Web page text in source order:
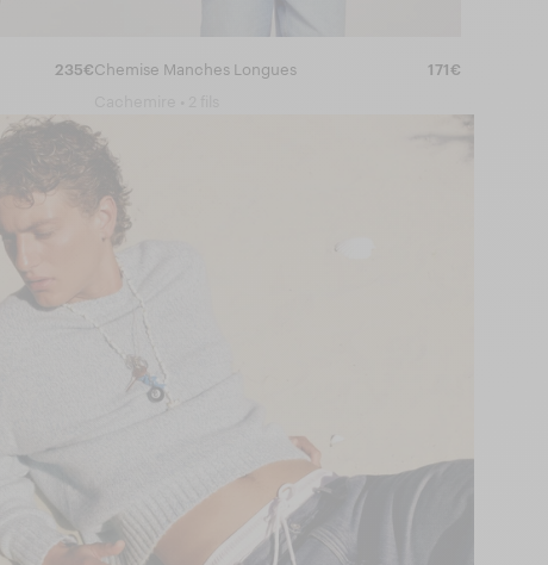
235€Chemise Manches Longues 171€